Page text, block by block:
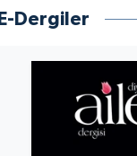
E-Dergiler